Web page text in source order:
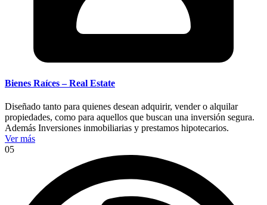
Bienes Raíces – Real Estate
Diseñado tanto para quienes desean adquirir, vender o alquilar
propiedades, como para aquellos que buscan una inversión segura.
Además Inversiones inmobiliarias y prestamos hipotecarios.
Ver más
05